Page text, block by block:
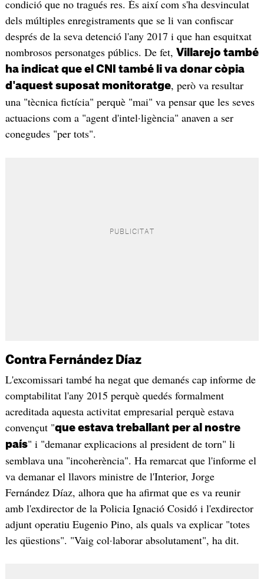
condició que no tragués res. És així com s'ha desvinculat
dels múltiples enregistraments que se li van confiscar
després de la seva detenció l'any 2017 i que han esquitxat
nombrosos personatges públics. De fet, Villarejo també
ha indicat que el CNI també li va donar còpia
d'aquest suposat monitoratge, però va resultar
una "tècnica fictícia" perquè "mai" va pensar que les seves
actuacions com a "agent d'intel·ligència" anaven a ser
conegudes "per tots".
Contra Fernández Díaz
L'excomissari també ha negat que demanés cap informe de
comptabilitat l'any 2015 perquè quedés formalment
acreditada aquesta activitat empresarial perquè estava
convençut "que estava treballant per al nostre
país" i "demanar explicacions al president de torn" li
semblava una "incoherència". Ha remarcat que l'informe el
va demanar el llavors ministre de l'Interior, Jorge
Fernández Díaz, alhora que ha afirmat que es va reunir
amb l'exdirector de la Policia Ignació Cosidó i l'exdirector
adjunt operatiu Eugenio Pino, als quals va explicar "totes
les qüestions". "Vaig col·laborar absolutament", ha dit.